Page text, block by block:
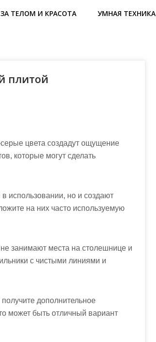
ТЕЛОМ И КРАСОТА УМНАЯ ТЕХНИКА
плитой
цвета создадут ощущение
которые могут сделать
использовании, но и создают
на них часто используемую
занимают места на столешнице и
с чистыми линиями и
дополнительное
может быть отличный вариант